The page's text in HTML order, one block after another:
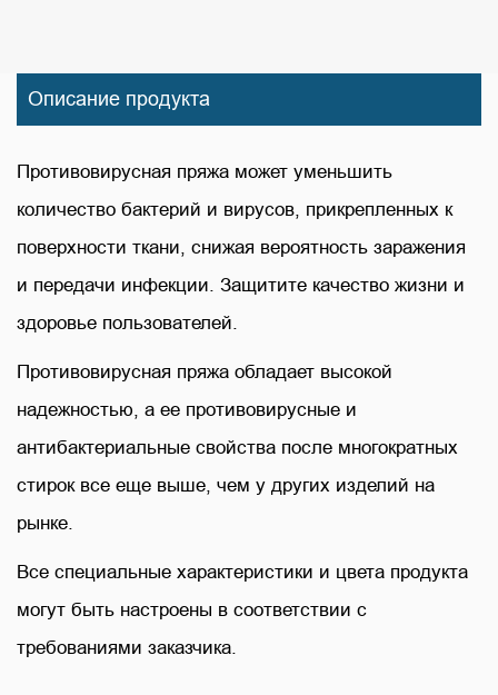
Описание продукта
Противовирусная пряжа может уменьшить
количество бактерий и вирусов, прикрепленных к
поверхности ткани, снижая вероятность заражения
и передачи инфекции. Защитите качество жизни и
здоровье пользователей.
Противовирусная пряжа обладает высокой
надежностью, а ее противовирусные и
антибактериальные свойства после многократных
стирок все еще выше, чем у других изделий на
рынке.
Все специальные характеристики и цвета продукта
могут быть настроены в соответствии с
требованиями заказчика.